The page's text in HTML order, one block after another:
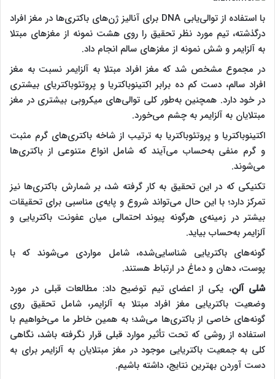
با استفاده از توالی‌یابی DNA برای آنالیز ژن‌های باکتری‌ها در مغز افراد
درگذشته، تیم مورد نظر تحقیق را روی هشت نمونه از مغزهای مبتلا
به آلزایمر و شش نمونه از مغزهای سالم انجام داد.
در مجموع مشخص شد که مغز افراد مبتلا به آلزایمر نسبت به مغز
افراد سالم، دست کم ده برابر اکتینوباکتریا و پروتئوباکتریای بیشتری
در خود دارد. همچنین به‌طور کلی توالی‌های میکروبی بیشتری در مغز
مبتلایان به آلزایمر به چشم می‌خورد.
اکتینوباکتریا و پروتئوباکتریا به ترتیب از شاخه‌ باکتری‌های گرم مثبت
و گرم منفی به‌حساب می‌آیند که شامل انواع متنوعی از باکتری‌ها
می‌شوند.
تکنیکی که در این تحقیق به کار گرفته‌ شد، بر شمارش باکتری‌ها نیز
تمرکز دارد؛ با این حال می‌تواند شروع و پایه‌ی مناسبی برای تحقیقات
بیشتر در زمینه‌ی هرگونه پیوند احتمالی میان عفونت باکتریایی و
آلزایمر به‌حساب بیاید.
گونه‌های باکتریایی شناسایی‌شده، شامل مواردی می‌شوند که با
پوست، دهان و دماغ در ارتباط هستند.
شلی آلن، یکی از اعضای تیم توضیح داد: مطالعات قبلی در مورد
وضعیت باکتریایی مغز افراد مبتلا به آلزایمر، شامل تحقیق روی
گونه‌های خاصی از باکتری‌ها می‌شد؛ به همین خاطر ما می‌خواهیم با
استفاده از روشی که تحت تأثیر موارد قبلی قرار نگرفته باشد، نگاهی
کلی به جمعیت باکتریایی موجود در مغز مبتلایان به آلزایمر برای به
دست آوردن بهترین نتایج، داشته باشیم.